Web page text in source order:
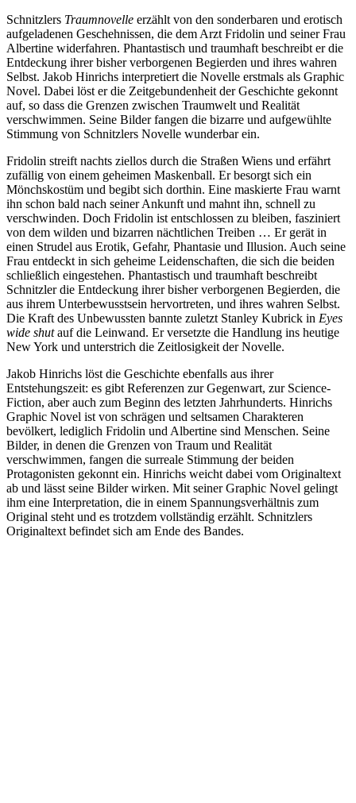
Schnitzlers Traumnovelle erzählt von den sonderbaren und erotisch
aufgeladenen Geschehnissen, die dem Arzt Fridolin und seiner Frau
Albertine widerfahren. Phantastisch und traumhaft beschreibt er die
Entdeckung ihrer bisher verborgenen Begierden und ihres wahren
Selbst. Jakob Hinrichs interpretiert die Novelle erstmals als Graphic
Novel. Dabei löst er die Zeitgebundenheit der Geschichte gekonnt
auf, so dass die Grenzen zwischen Traumwelt und Realität
verschwimmen. Seine Bilder fangen die bizarre und aufgewühlte
Stimmung von Schnitzlers Novelle wunderbar ein.
Fridolin streift nachts ziellos durch die Straßen Wiens und erfährt
zufällig von einem geheimen Maskenball. Er besorgt sich ein
Mönchskostüm und begibt sich dorthin. Eine maskierte Frau warnt
ihn schon bald nach seiner Ankunft und mahnt ihn, schnell zu
verschwinden. Doch Fridolin ist entschlossen zu bleiben, fasziniert
von dem wilden und bizarren nächtlichen Treiben … Er gerät in
einen Strudel aus Erotik, Gefahr, Phantasie und Illusion. Auch seine
Frau entdeckt in sich geheime Leidenschaften, die sich die beiden
schließlich eingestehen. Phantastisch und traumhaft beschreibt
Schnitzler die Entdeckung ihrer bisher verborgenen Begierden, die
aus ihrem Unterbewusstsein hervortreten, und ihres wahren Selbst.
Die Kraft des Unbewussten bannte zuletzt Stanley Kubrick in Eyes
wide shutauf die Leinwand. Er versetzte die Handlung ins heutige
New York und unterstrich die Zeitlosigkeit der Novelle.
Jakob Hinrichs löst die Geschichte ebenfalls aus ihrer
Entstehungszeit: es gibt Referenzen zur Gegenwart, zur Science-
Fiction, aber auch zum Beginn des letzten Jahrhunderts. Hinrichs
Graphic Novel ist von schrägen und seltsamen Charakteren
bevölkert, lediglich Fridolin und Albertine sind Menschen. Seine
Bilder, in denen die Grenzen von Traum und Realität
verschwimmen, fangen die surreale Stimmung der beiden
Protagonisten gekonnt ein. Hinrichs weicht dabei vom Originaltext
ab und lässt seine Bilder wirken. Mit seiner Graphic Novel gelingt
ihm eine Interpretation, die in einem Spannungsverhältnis zum
Original steht und es trotzdem vollständig erzählt. Schnitzlers
Originaltext befindet sich am Ende des Bandes.